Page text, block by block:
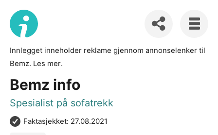
Innlegget inneholder reklame gjennom annonselenker til
Bemz. Les mer.
Bemz info
Spesialist på sofatrekk
Faktasjekket: 27.08.2021